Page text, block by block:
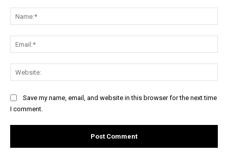
Save my name, email, and website in this browser for the next time
I comment.